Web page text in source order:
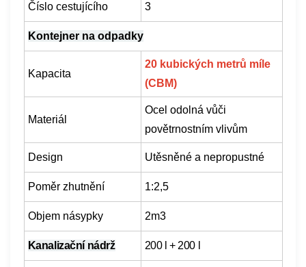
Číslo cestujícího 3
Kontejner na odpadky
Kapacita
20 kubických metrů míle
(CBM)
Materiál
Ocel odolná vůči
povětrnostním vlivům
Design Utěsněné a nepropustné
Poměr zhutnění 1:2,5
Objem násypky 2m3
Kanalizační nádrž 200 l + 200 l